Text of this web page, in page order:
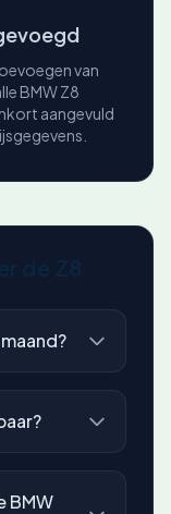
van
BMW Z8
aangevuld
BMW